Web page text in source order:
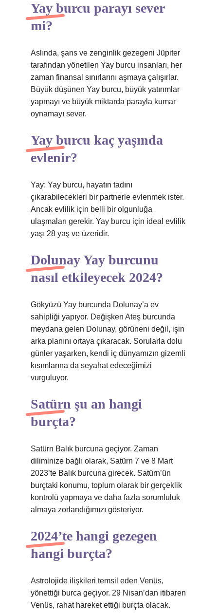
Yay burcu parayı sever
mi?
Aslında, şans ve zenginlik gezegeni Jüpiter
tarafından yönetilen Yay burcu insanları, her
zaman finansal sınırlarını aşmaya çalışırlar.
Büyük düşünen Yay burcu, büyük yatırımlar
yapmayı ve büyük miktarda parayla kumar
oynamayı sever.
Yay burcu kaç yaşında
evlenir?
Yay: Yay burcu, hayatın tadını
çıkarabilecekleri bir partnerle evlenmek ister.
Ancak evlilik için belli bir olgunluğa
ulaşmaları gerekir. Yay burcu için ideal evlilik
yaşı 28 yaş ve üzeridir.
Dolunay Yay burcunu
nasıl etkileyecek 2024?
Gökyüzü Yay burcunda Dolunay’a ev
sahipliği yapıyor. Değişken Ateş burcunda
meydana gelen Dolunay, görüneni değil, işin
arka planını ortaya çıkaracak. Sorularla dolu
günler yaşarken, kendi iç dünyamızın gizemli
kısımlarına da seyahat edeceğimizi
vurguluyor.
Satürn şu an hangi
burçta?
Satürn Balık burcuna geçiyor. Zaman
diliminize bağlı olarak, Satürn 7 ve 8 Mart
2023’te Balık burcuna girecek. Satürn’ün
burçtaki konumu, toplum olarak bir gerçeklik
kontrolü yapmaya ve daha fazla sorumluluk
almaya zorlandığımızı gösteriyor.
2024’te hangi gezegen
hangi burçta?
Astrolojide ilişkileri temsil eden Venüs,
yönettiği burca geçiyor. 29 Nisan’dan itibaren
Venüs, rahat hareket ettiği burçta olacak.